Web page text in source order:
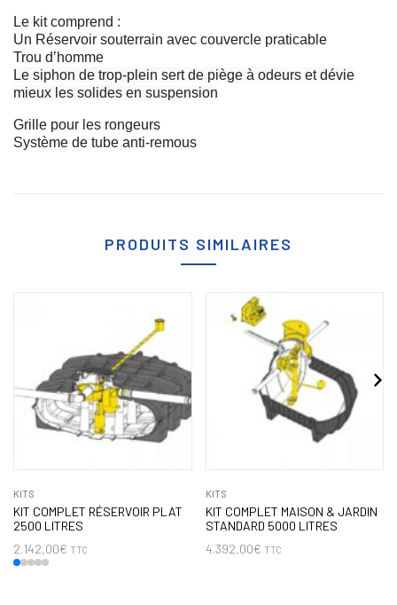
Le kit comprend :
Un Réservoir souterrain avec couvercle praticable
Trou d’homme
Le siphon de trop-plein sert de piège à odeurs et dévie
mieux les solides en suspension
Grille pour les rongeurs
Système de tube anti-remous
PRODUITS SIMILAIRES
KITS
KIT COMPLET RÉSERVOIR PLAT
2500 LITRES
2.142,00€ TTC
KITS
KIT COMPLET MAISON & JARDIN
STANDARD 5000 LITRES
4.392,00€ TTC